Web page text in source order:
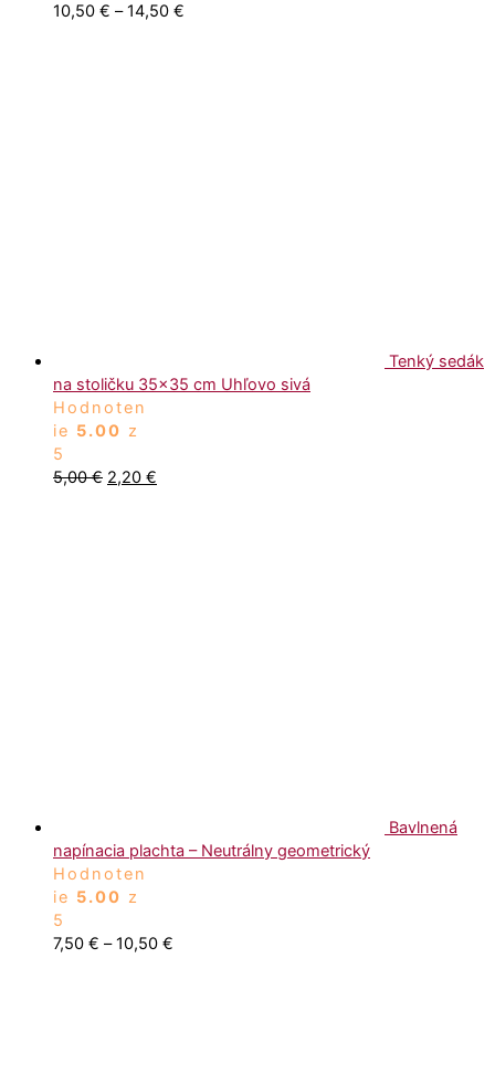
10,50 € – 14,50 €
Tenký sedák
na stoličku 35×35 cm Uhľovo sivá
Hodnoten
ie 5.00 z
5
5,00€ 2,20 €
Bavlnená
napínacia plachta – Neutrálny geometrický
Hodnoten
ie 5.00 z
5
7,50 € – 10,50 €